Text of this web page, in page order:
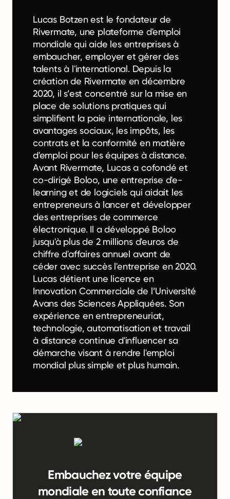
Lucas Botzen est le fondateur de
Rivermate, une plateforme d'emploi
mondiale qui aide les entreprises à
embaucher, employer et gérer des
talents à l'international. Depuis la
création de Rivermate en décembre
2020, il s’est concentré sur la mise en
place de solutions pratiques qui
simplifient la paie internationale, les
avantages sociaux, les impôts, les
contrats et la conformité en matière
d'emploi pour les équipes à distance.
Avant Rivermate, Lucas a cofondé et
co-dirigé Boloo, une entreprise d'e-
learning et de logiciels qui aidait les
entrepreneurs à lancer et développer
des entreprises de commerce
électronique. Il a développé Boloo
jusqu'à plus de 2 millions d'euros de
chiffre d'affaires annuel avant de
céder avec succès l'entreprise en 2020.
Lucas détient une licence en
Innovation Commerciale de l’Université
Avans des Sciences Appliquées. Son
expérience en entrepreneuriat,
technologie, automatisation et travail
à distance continue d'influencer sa
démarche visant à rendre l'emploi
mondial plus simple et plus humain.
Embauchez votre équipe
mondiale en toute confiance